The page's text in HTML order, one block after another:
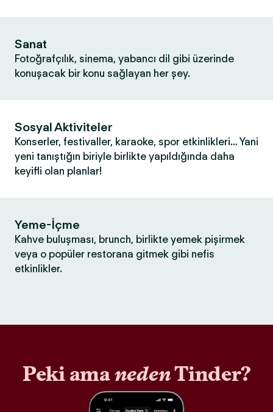
Sanat
Fotoğrafçılık, sinema, yabancı dil gibi üzerinde
konuşacak bir konu sağlayan her şey.
Sosyal Aktiviteler
Konserler, festivaller, karaoke, spor etkinlikleri… Yani
yeni tanıştığın biriyle birlikte yapıldığında daha
keyifli olan planlar!
Yeme-İçme
Kahve buluşması, brunch, birlikte yemek pişirmek
veya o popüler restorana gitmek gibi nefis
etkinlikler.
Peki amanedenTinder?